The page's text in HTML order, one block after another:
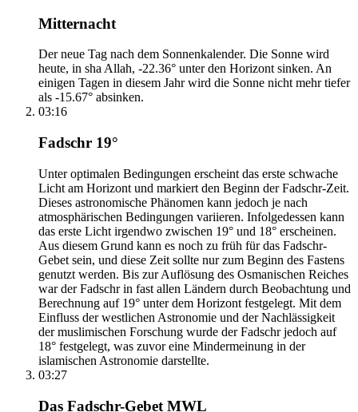
Mitternacht
Der neue Tag nach dem Sonnenkalender. Die Sonne wird
heute, in sha Allah, -22.36° unter den Horizont sinken. An
einigen Tagen in diesem Jahr wird die Sonne nicht mehr tiefer
als -15.67° absinken.
03:16
Fadschr 19°
Unter optimalen Bedingungen erscheint das erste schwache
Licht am Horizont und markiert den Beginn der Fadschr-Zeit.
Dieses astronomische Phänomen kann jedoch je nach
atmosphärischen Bedingungen variieren. Infolgedessen kann
das erste Licht irgendwo zwischen 19° und 18° erscheinen.
Aus diesem Grund kann es noch zu früh für das Fadschr-
Gebet sein, und diese Zeit sollte nur zum Beginn des Fastens
genutzt werden. Bis zur Auflösung des Osmanischen Reiches
war der Fadschr in fast allen Ländern durch Beobachtung und
Berechnung auf 19° unter dem Horizont festgelegt. Mit dem
Einfluss der westlichen Astronomie und der Nachlässigkeit
der muslimischen Forschung wurde der Fadschr jedoch auf
18° festgelegt, was zuvor eine Mindermeinung in der
islamischen Astronomie darstellte.
03:27
Das Fadschr-Gebet MWL